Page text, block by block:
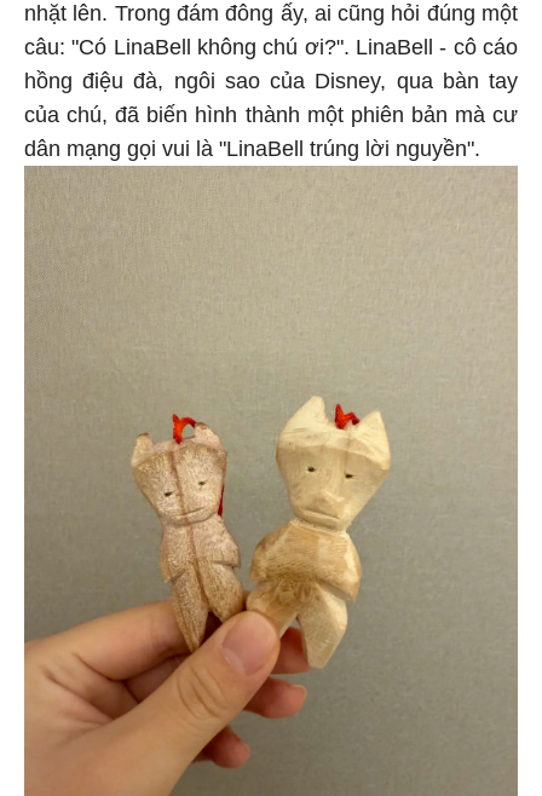
nhặt lên. Trong đám đông ấy, ai cũng hỏi đúng một
câu: "Có LinaBell không chú ơi?". LinaBell - cô cáo
hồng điệu đà, ngôi sao của Disney, qua bàn tay
của chú, đã biến hình thành một phiên bản mà cư
dân mạng gọi vui là "LinaBell trúng lời nguyền".